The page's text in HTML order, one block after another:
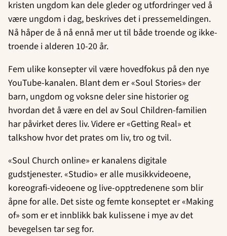
kristen ungdom kan dele gleder og utfordringer ved å
være ungdom i dag, beskrives det i pressemeldingen.
Nå håper de å nå ennå mer ut til både troende og ikke-
troende i alderen 10-20 år.
Fem ulike konsepter vil være hovedfokus på den nye
YouTube-kanalen. Blant dem er «Soul Stories» der
barn, ungdom og voksne deler sine historier og
hvordan det å være en del av Soul Children-familien
har påvirket deres liv. Videre er «Getting Real» et
talkshow hvor det prates om liv, tro og tvil.
«Soul Church online» er kanalens digitale
gudstjenester. «Studio» er alle musikkvideoene,
koreografi-videoene og live-opptredenene som blir
åpne for alle. Det siste og femte konseptet er «Making
of» som er et innblikk bak kulissene i mye av det
bevegelsen tar seg for.